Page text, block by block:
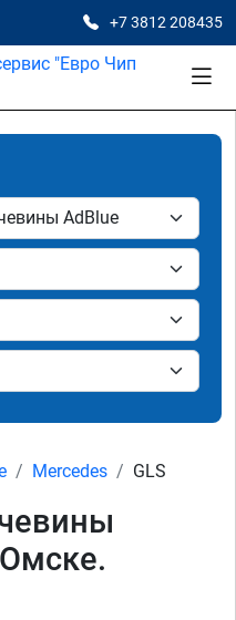
+7 3812 208435
Mercedes GLS